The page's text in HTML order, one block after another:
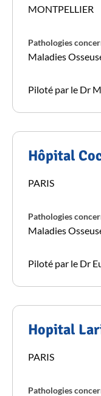
MONTPELLIER
Pathologies
Maladies
Piloté par le Dr
Hôpital
PARIS
Pathologies
Maladies
Piloté par le Dr
Hopital
PARIS
Pathologies